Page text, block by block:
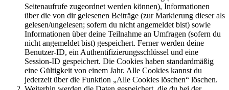
Seitenaufrufe zugeordnet werden können), Informationen
über die von dir gelesenen Beiträge (zur Markierung dieser als
gelesen/ungelesen; sofern du nicht angemeldet bist) sowie
Informationen über deine Teilnahme an Umfragen (sofern du
nicht angemeldet bist) gespeichert. Ferner werden deine
Benutzer-ID, ein Authentifizierungsschlüssel und eine
Session-ID gespeichert. Die Cookies haben standardmäßig
eine Gültigkeit von einem Jahr. Alle Cookies kannst du
jederzeit über die Funktion „Alle Cookies löschen“ löschen.